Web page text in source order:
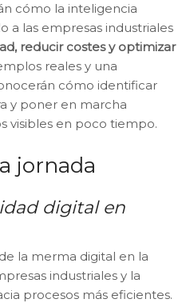
cómo la inteligencia
a las empresas industriales
reducir costes y optimizar
reales y una
cómo identificar
y poner en marcha
visibles en poco tiempo.
jornada
digital en
la merma digital en la
industriales y la
procesos más eficientes.